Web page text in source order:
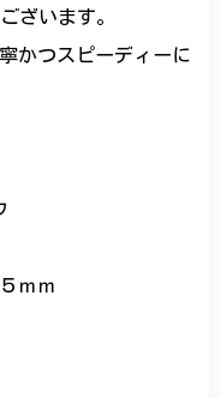
ざいます。
かつスピーディーに
ｍｍ